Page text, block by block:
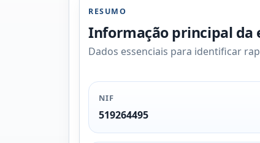
RESUMO
Informação principal da
Dados essenciais para identificar
NIF
519264495